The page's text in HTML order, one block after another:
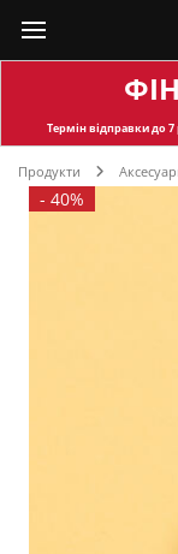
Термін відправкидо 7
Продукти
- 40%